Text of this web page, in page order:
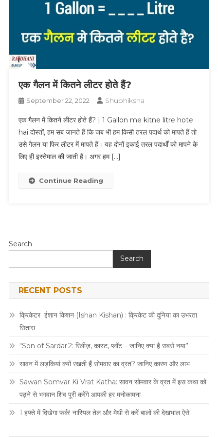
एक गैलन में कितने लीटर होते हैं?
September 22, 2022 Shubhiksha
एक गैलन में कितने लीटर होते हैं? | 1 Gallon me kitne litre hote
hai दोस्तों, हम सब जानते हैं कि जब भी हम किसी तरल पदार्थ को मापते हैं तो
उसे गैलन या फिर लीटर में मापते हैं। यह दोनों इकाई तरल पदार्थों को मापने के
लिए ही इस्तेमाल की जाती हैं। अगर हम […]
Continue Reading
Search
Search
RECENT POSTS
क्रिकेटर ईशान किशन (Ishan Kishan) : क्रिकेट की दुनिया का उभरता
सितारा
“Son of Sardar 2: रिलीज़, कास्ट, प्लॉट – जानिए क्या है सबसे नया”
सावन में लड़कियां क्यों रखती हैं सोमवार का व्रत? जानिए कारण और लाभ
Sawan Somvar Ki Vrat Katha: सावन सोमवार के व्रत में इस कथा को
पढ़ने से भगवान शिव पूरी करेंगे आपकी हर मनोकामना
1 हफ्ते में दिखेगा फर्क! नारियल तेल और मेथी से करें बालों की देखभाल ऐसे